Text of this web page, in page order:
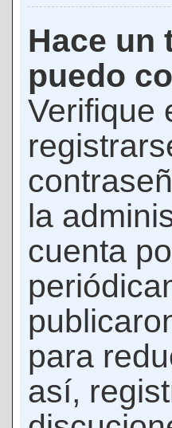
Hace un
puedo
Verifique
la
cuenta
para
así,